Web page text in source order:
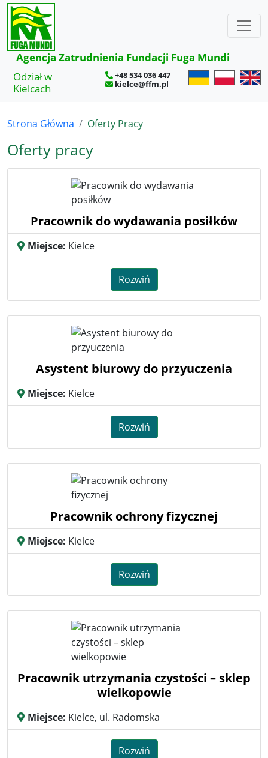
×
Agencja Zatrudnienia Fundacji Fuga Mundi
Odział w
Kielcach
+48 534 036 447
kielce@ffm.pl
Strona Główna Oferty Pracy
Oferty pracy
Pracownik do wydawania posiłków
Miejsce: Kielce
Rozwiń
Asystent biurowy do przyuczenia
Miejsce: Kielce
Rozwiń
Pracownik ochrony fizycznej
Miejsce: Kielce
Rozwiń
Pracownik utrzymania czystości – sklep
wielkopowie
Miejsce: Kielce, ul. Radomska
Rozwiń